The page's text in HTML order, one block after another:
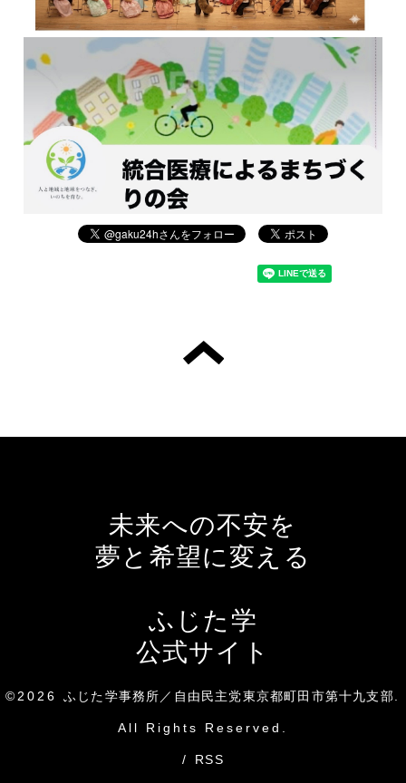
未来への不安を
夢と希望に変える
ふじた学
公式サイト
©2026ふじた学事務所／自由民主党東京都町田市第十九支部
All Rights Reserved.
/ RSS